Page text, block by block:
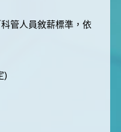
管人員敘薪標準，依
)